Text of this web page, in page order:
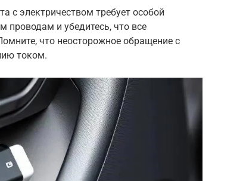
с электричеством требует особой
проводам и убедитесь, что все
что неосторожное обращение с
током.